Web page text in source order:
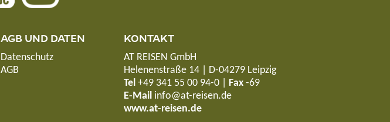
AGB UND DATEN
Datenschutz
AGB
KONTAKT
AT REISEN GmbH
Helenenstraße 14 | D-04279 Leipzig
Tel +49 341 55 00 94-0| Fax-69
E-Mail info@at-reisen.de
www.at-reisen.de